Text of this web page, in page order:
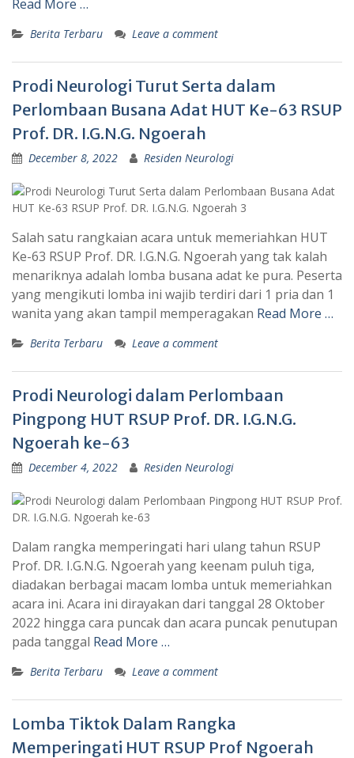
Read More …
Berita Terbaru Leave a comment
Prodi Neurologi Turut Serta dalam
Perlombaan Busana Adat HUT Ke-63 RSUP
Prof. DR. I.G.N.G. Ngoerah
December 8, 2022 Residen Neurologi
Salah satu rangkaian acara untuk memeriahkan HUT
Ke-63 RSUP Prof. DR. I.G.N.G. Ngoerah yang tak kalah
menariknya adalah lomba busana adat ke pura. Peserta
yang mengikuti lomba ini wajib terdiri dari 1 pria dan 1
wanita yang akan tampil memperagakan Read More …
Berita Terbaru Leave a comment
Prodi Neurologi dalam Perlombaan
Pingpong HUT RSUP Prof. DR. I.G.N.G.
Ngoerah ke-63
December 4, 2022 Residen Neurologi
Dalam rangka memperingati hari ulang tahun RSUP
Prof. DR. I.G.N.G. Ngoerah yang keenam puluh tiga,
diadakan berbagai macam lomba untuk memeriahkan
acara ini. Acara ini dirayakan dari tanggal 28 Oktober
2022 hingga cara puncak dan acara puncak penutupan
pada tanggal Read More …
Berita Terbaru Leave a comment
Lomba Tiktok Dalam Rangka
Memperingati HUT RSUP Prof Ngoerah